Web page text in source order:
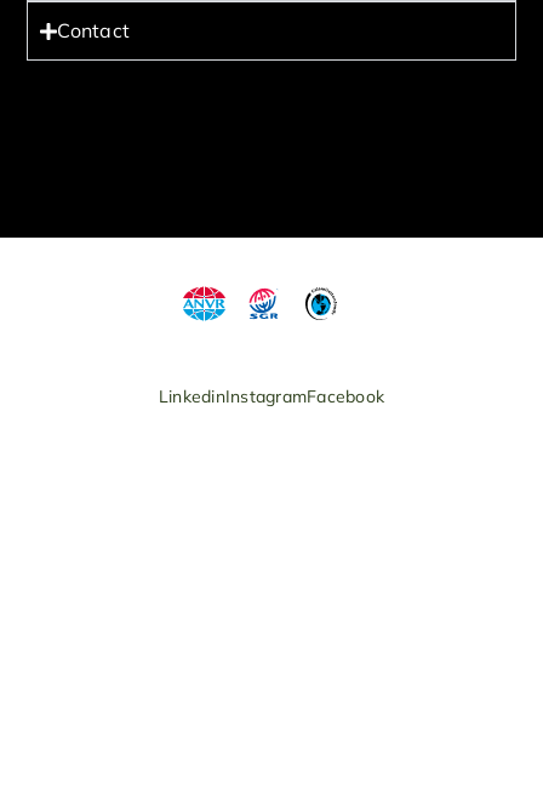
Contact
LinkedinInstagramFacebook